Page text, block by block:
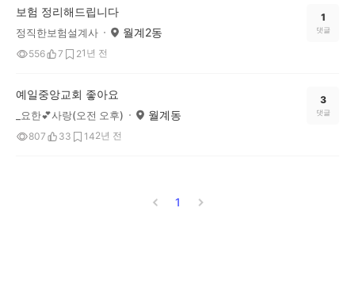
보험 정리해드립니다
정직한보험설계사 월계2동
556 7 21년 전
1
댓글
예일중앙교회 좋아요
_요한💕사랑(오전 오후) 월계동
807 33 142년 전
3
댓글
1